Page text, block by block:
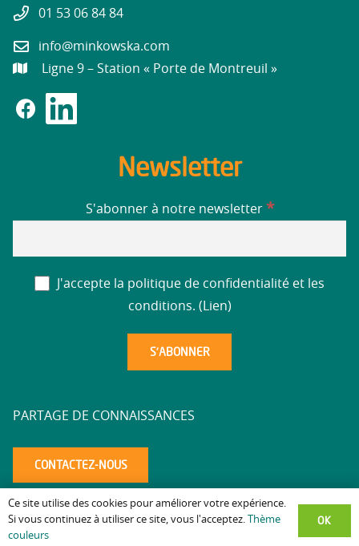
01 53 06 84 84
info@minkowska.com
Ligne 9 – Station « Porte de Montreuil »
Newsletter
S'abonner à notre newsletter *
J'accepte la politique de confidentialité et les
conditions. ( Lien)
PARTAGE DE CONNAISSANCES
CONTACTEZ-NOUS
Mentions légales–Politique de confidentialité–Accessibilité–
Ce site utilise des cookies pour améliorer votre expérience.
Si vous continuez à utiliser ce site, vous l'acceptez.
Thème
couleurs
OK